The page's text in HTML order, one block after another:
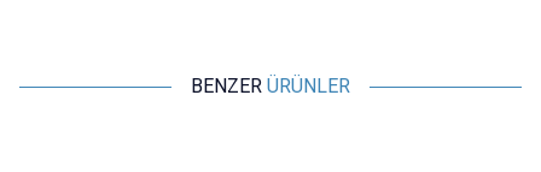
BENZER ÜRÜNLER